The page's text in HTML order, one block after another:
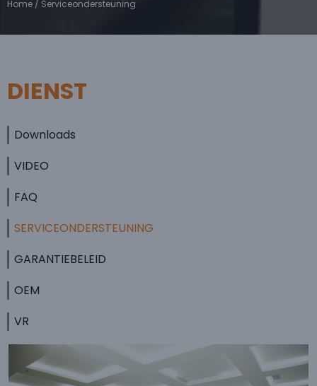
Home / Serviceondersteuning
DIENST
Downloads
VIDEO
FAQ
SERVICEONDERSTEUNING
GARANTIEBELEID
OEM
VR